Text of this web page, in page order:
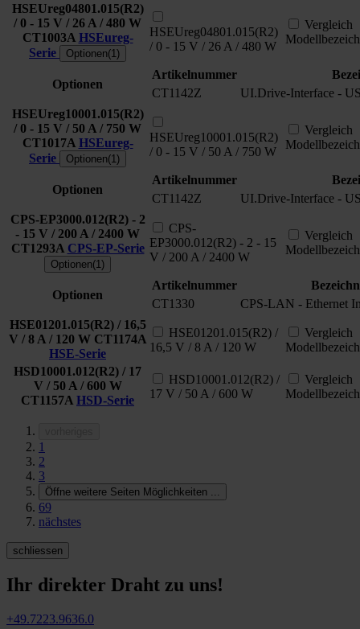
HSEUreg04801.015(R2)
/ 0 - 15 V / 26 A / 480 W
CT1003A HSEureg-
Serie
Optionen(1)
HSEUreg04801.015(R2)
/ 0 - 15 V / 26 A / 480 W
Vergleich
Optionen
Artikelnummer
CT1142Z
UI.Drive-Interface -
HSEUreg10001.015(R2)
/ 0 - 15 V / 50 A / 750 W
CT1017A HSEureg-
Serie
Optionen(1)
HSEUreg10001.015(R2)
/ 0 - 15 V / 50 A / 750 W
Vergleich
Optionen
Artikelnummer
CT1142Z
UI.Drive-Interface -
CPS-EP3000.012(R2) - 2
- 15 V / 200 A / 2400 W
CT1293A CPS-EP-Serie
Optionen(1)
CPS-
EP3000.012(R2) - 2 - 15
V / 200 A / 2400 W
Vergleich
Optionen
Artikelnummer
CT1330
CPS-LAN - Ethernet
HSE01201.015(R2) / 16,5
V / 8 A / 120 W CT1174A
HSE-Serie
HSE01201.015(R2) /
16,5 V / 8 A / 120 W
Vergleich
HSD10001.012(R2) / 17
V / 50 A / 600 W
CT1157A HSD-Serie
HSD10001.012(R2) /
17 V / 50 A / 600 W
Vergleich
1
2
3
Öffne weitere Seiten Möglichkeiten
69
nächstes
schliessen
Ihr direkter Draht zu uns!
+49.7223.9636.0